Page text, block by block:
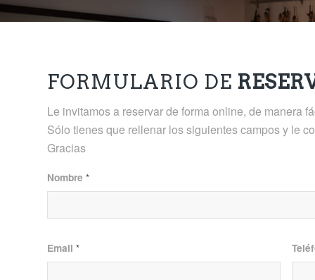
FORMULARIO DE
Le invitamos a reservar de forma online, de manera
Sólo tienes que rellenar los siguientes campos y le
Gracias
Nombre *
Email *